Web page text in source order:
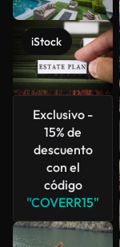
iStock
Exclusivo -
15% de
descuento
con el
código
"COVERR15"